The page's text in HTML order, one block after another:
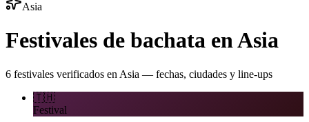
Asia
Festivales de bachata en Asia
6 festivales verificados en Asia — fechas, ciudades y line-ups
🇹🇭
Festival